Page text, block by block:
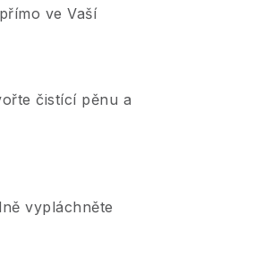
ve Vaší
čistící pěnu a
vypláchněte